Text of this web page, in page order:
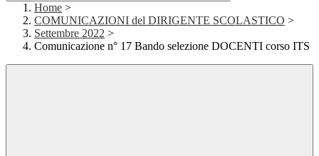
Home >
COMUNICAZIONI del DIRIGENTE SCOLASTICO >
Settembre 2022 >
Comunicazione n° 17 Bando selezione DOCENTI corso ITS